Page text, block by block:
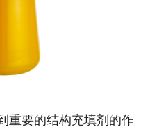
要的结构充填剂的作